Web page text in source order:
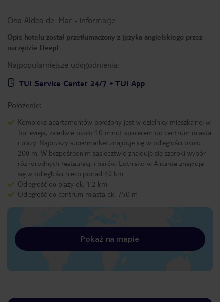
Ona Aldea del Mar - informacje
Opis hotelu został przetłumaczony z języka angielskiego przez
narzędzie DeepL
Najpopularniejsze udogodnienia:
TUI Service Center 24/7 + TUI App
Położenie:
Kompleks apartamentów położony jest w dzielnicy mieszkalnej w
Torrevieja, zaledwie około 10 minut spacerem od centrum miasta
i plaży. Najbliższy supermarket znajduje się w odległości około
200 m. W bezpośrednim sąsiedztwie znajduje się szeroki wybór
różnorodnych restauracji i barów. Lotnisko w Alicante znajduje
się w odległości nieco ponad 40 km.
Odległość do plaży ok. 1,2 km
Odległość do centrum miasta ok. 750 m
Pokaż na mapie